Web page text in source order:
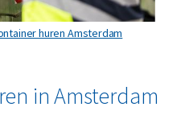
huren Amsterdam
in Amsterdam